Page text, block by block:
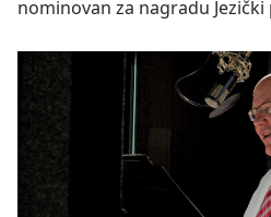
nominovan za nagradu